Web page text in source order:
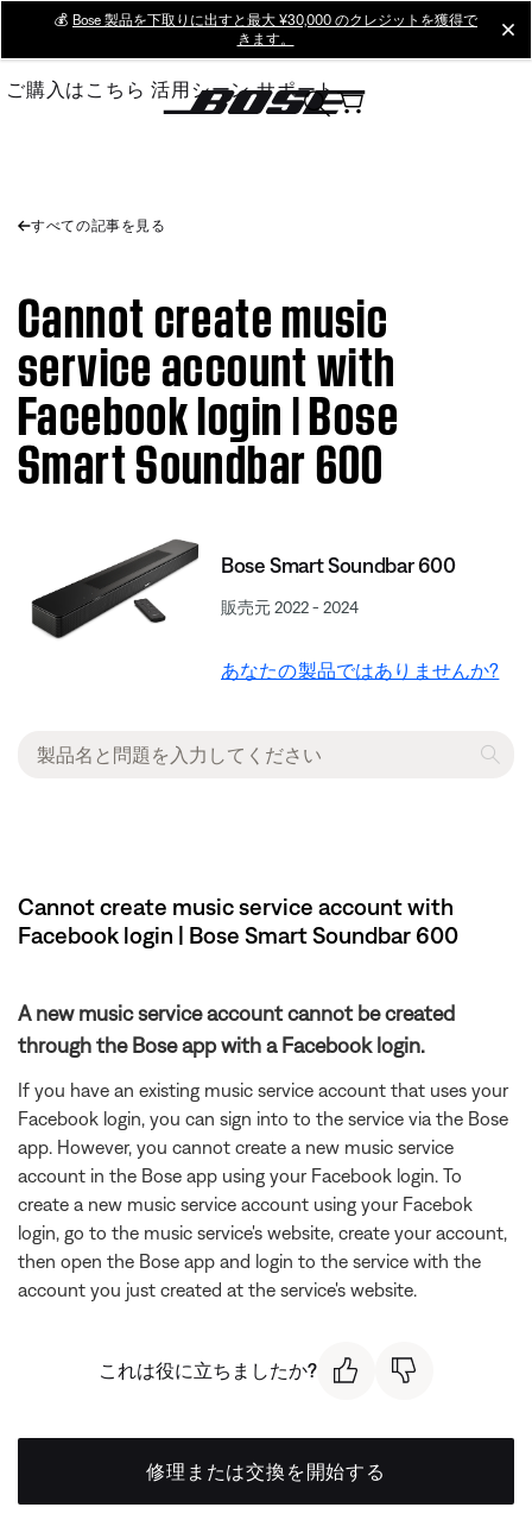
Main
💰 Bose 製品を下取りに出すと最大 ¥30,000 のクレジットを獲得で
きます。
ご購入はこちら 活用シーン サポート
すべての記事を見る
Cannot create music
service account with
Facebook login | Bose
Smart Soundbar 600
Bose Smart Soundbar 600
販売元 2022 - 2024
あなたの製品ではありませんか?
Cannot create music service account with
Facebook login | Bose Smart Soundbar 600
A new music service account cannot be created
through the Bose app with a Facebook login.
If you have an existing music service account that uses your
Facebook login, you can sign into to the service via the Bose
app. However, you cannot create a new music service
account in the Bose app using your Facebook login. To
create a new music service account using your Facebok
login, go to the music service's website, create your account,
then open the Bose app and login to the service with the
account you just created at the service's website.
これは役に立ちましたか?
修理または交換を開始する